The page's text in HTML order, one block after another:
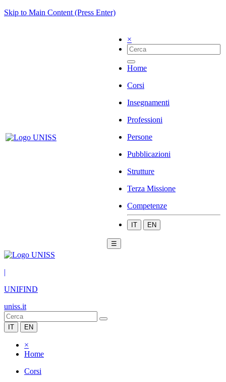
Skip to Main Content (Press Enter)
×
Home
Corsi
Insegnamenti
Professioni
Persone
Pubblicazioni
Strutture
Terza Missione
Competenze
IT EN
☰
|
UNIFIND
uniss.it
IT EN
×
Home
Corsi